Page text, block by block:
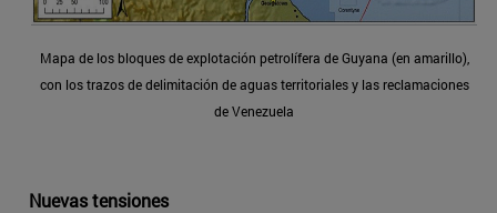
Mapa de los bloques de explotación petrolífera de Guyana (en amarillo),
con los trazos de delimitación de aguas territoriales y las reclamaciones
de Venezuela
Nuevas tensiones